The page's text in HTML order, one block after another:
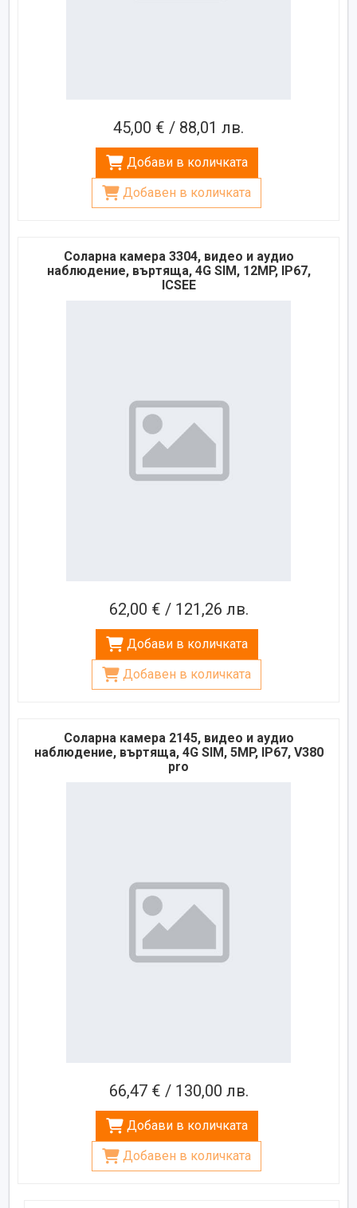
45,00 € / 88,01 лв.
Добави в количката
Добавен в количката
Соларна камера 3304, видео и аудио
наблюдение, въртяща, 4G SIM, 12MP, IP67,
ICSEE
62,00 € / 121,26 лв.
Добави в количката
Добавен в количката
Соларна камера 2145, видео и аудио
наблюдение, въртяща, 4G SIM, 5MP, IP67, V380
pro
66,47 € / 130,00 лв.
Добави в количката
Добавен в количката